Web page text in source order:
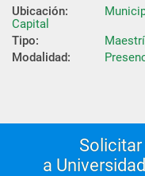
Ubicación:
Capital
Tipo:
Modalidad:
a